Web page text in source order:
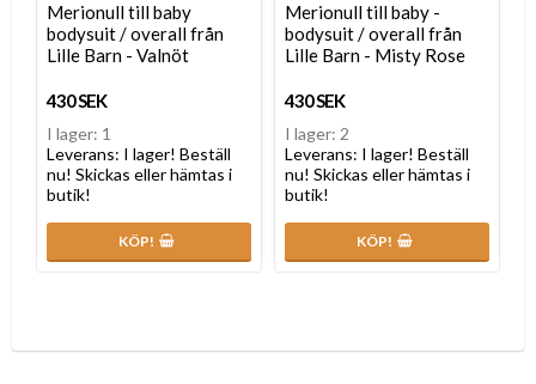
Merionull till baby
bodysuit / overall från
Lille Barn - Valnöt
430 SEK
I lager: 1
Leverans: I lager! Beställ
nu! Skickas eller hämtas i
butik!
KÖP!
Merionull till baby -
bodysuit / overall från
Lille Barn - Misty Rose
430 SEK
I lager: 2
Leverans: I lager! Beställ
nu! Skickas eller hämtas i
butik!
KÖP!